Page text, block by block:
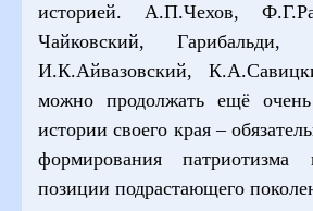
историей. А.П.Чехов,
Чайковский,
И.К.Айвазовский,
можно продолжать ещё
истории своего края –
формирования патриотизма
позиции подрастающего